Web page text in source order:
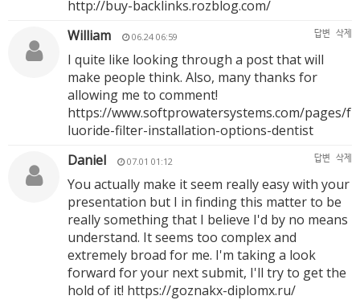
http://buy-backlinks.rozblog.com/
William
06.24 06:59 답변 삭제
I quite like looking through a post that will
make people think. Also, many thanks for
allowing me to comment!
https://www.softprowatersystems.com/pages/f
luoride-filter-installation-options-dentist
Daniel
07.01 01:12 답변 삭제
You actually make it seem really easy with your
presentation but I in finding this matter to be
really something that I believe I'd by no means
understand. It seems too complex and
extremely broad for me. I'm taking a look
forward for your next submit, I'll try to get the
hold of it! https://goznakx-diplomx.ru/